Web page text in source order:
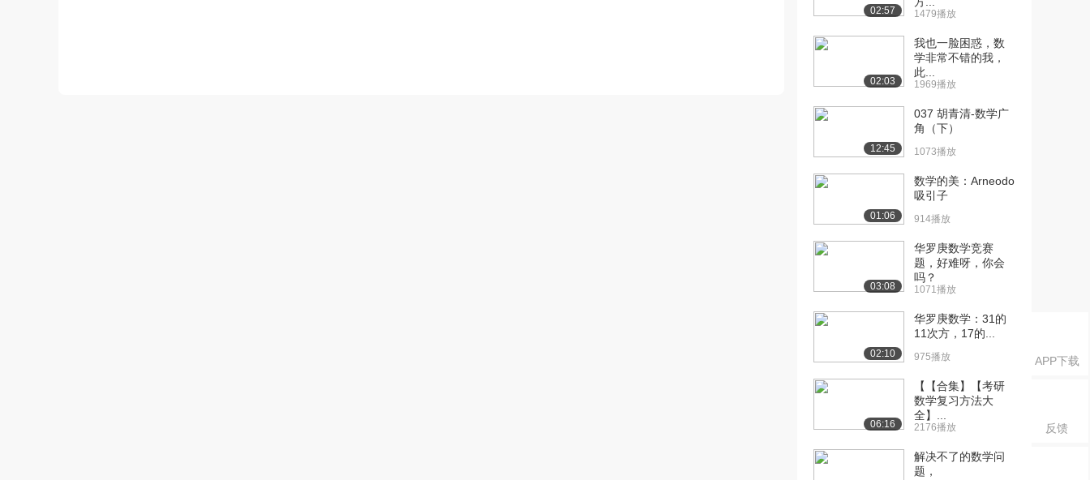
APP下载
反馈
[19] 高等数学09（下） 05:38
[20] 高等数学10（上）
1157播放
[21] 高等数学10（下）
[22] 高等数学11（上） 10:35
1170播放
[24] 高等数学12（上）
1063播放
[25] 高等数学12（中） 16:12
1011播放
[27] 高等数学13（上）
[28] 高等数学13（下） 10:34
02:57 1479播放
02:03
我也一脸困惑，数
学非常不错的我，
此...
1969播放
12:45
037 胡青清-数学广
角（下）
1073播放
01:06
数学的美：Arneodo
吸引子
914播放
03:08
华罗庚数学竞赛
题，好难呀，你会
吗？
1071播放
02:10
华罗庚数学：31的
11次方，17的...
975播放
06:16
【【合集】【考研
数学复习方法大
全】...
2176播放
解决不了的数学问
题，